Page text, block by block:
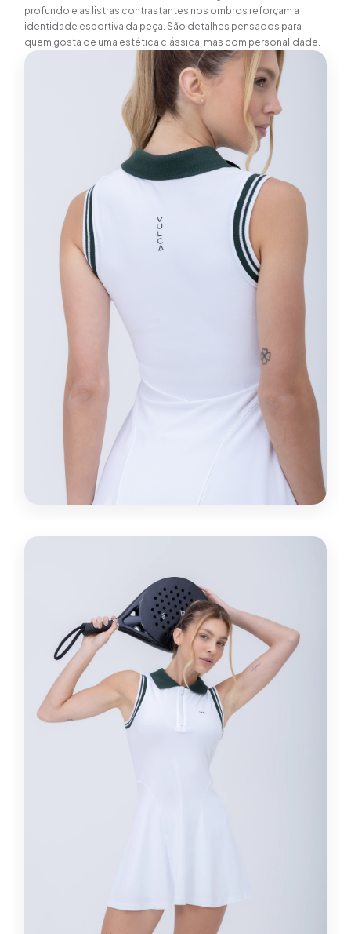
profundo e as listras contrastantes nos ombros reforçam a
identidade esportiva da peça. São detalhes pensados para
quem gosta de uma estética clássica, mas com personalidade.